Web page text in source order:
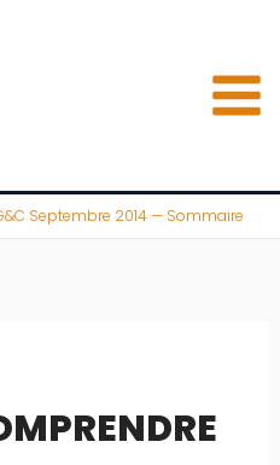
Septembre 2014 — Sommaire